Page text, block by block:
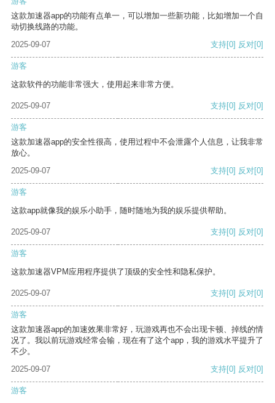
这款加速器app的功能有点单一，可以增加一些新功能，比如增加一个自
动切换线路的功能。
2025-09-07
支持[0] 反对[0]
游客
这款软件的功能非常强大，使用起来非常方便。
2025-09-07 支持[0] 反对[0]
游客
这款加速器app的安全性很高，使用过程中不会泄露个人信息，让我非常
放心。
2025-09-07
支持[0] 反对[0]
游客
这款app就像我的娱乐小助手，随时随地为我的娱乐提供帮助。
2025-09-07 支持[0] 反对[0]
游客
这款加速器VPM应用程序提供了顶级的安全性和隐私保护。
2025-09-07 支持[0] 反对[0]
游客
这款加速器app的加速效果非常好，玩游戏再也不会出现卡顿、掉线的情
况了。我以前玩游戏经常会输，现在有了这个app，我的游戏水平提升了
不少。
2025-09-07
支持[0] 反对[0]
游客